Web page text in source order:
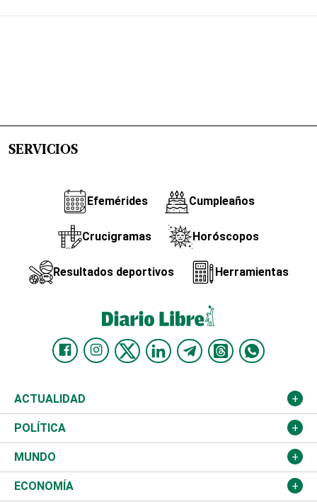
SERVICIOS
Efemérides Cumpleaños
Crucigramas Horóscopos
Resultados deportivos Herramientas
ACTUALIDAD
Nacional
Ciudad
Educación
POLÍTICA
Partidos
JCE
MUNDO
Estados Unidos
ECONOMÍA